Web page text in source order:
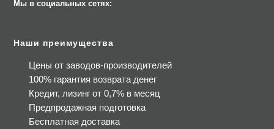
Мы в социальных сетях:
Наши преимущества
Цены от заводов-производителей
100% гарантия возврата денег
Кредит, лизинг от 0,7% в месяц
Предпродажная подготовка
Бесплатная доставка